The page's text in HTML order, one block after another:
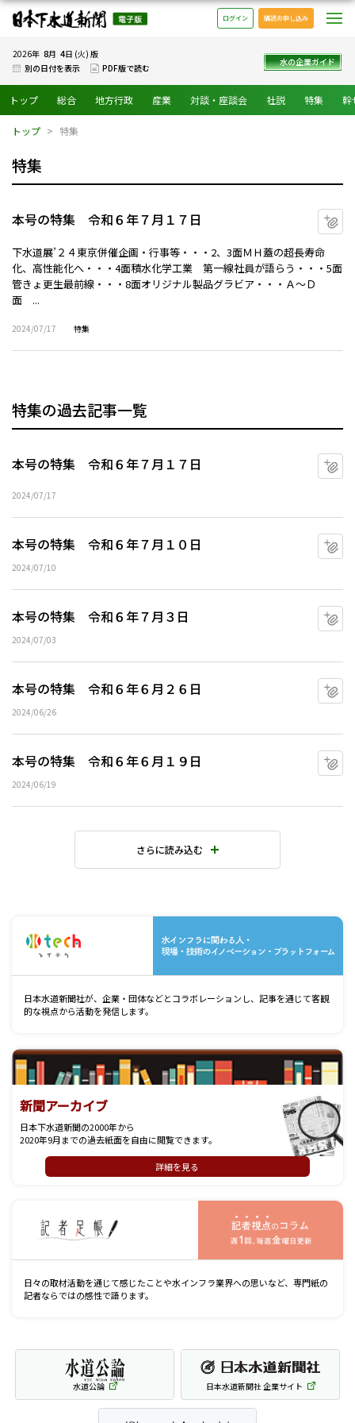
日本下水道新聞 電子版
ログイン 購読お申し込み
2026年 8月 4日 (火) 版
別の日付を表示
PDF版で読む
水の企業ガイド
トップ 総合 地方行政 産業 対談・座談会 社説 特集 幹
トップ 特集
特集
本号の特集 令和６年７月１７日
下水道展’２４東京併催企画・行事等・・・2、3面ＭＨ蓋の超長寿命
化、高性能化へ・・・4面積水化学工業 第一線社員が語らう・・・5面
管きょ更生最前線・・・8面オリジナル製品グラビア・・・Ａ～Ｄ
面 ...
2024/07/17 特集
特集の過去記事一覧
本号の特集 令和６年７月１７日
2024/07/17
本号の特集 令和６年７月１０日
2024/07/10
本号の特集 令和６年７月３日
2024/07/03
本号の特集 令和６年６月２６日
2024/06/26
本号の特集 令和６年６月１９日
2024/06/19
さらに読み込む
日本水道新聞社が、企業・団体などとコラボレーションし、記事を通じて客観
的な視点から活動を発信します。
新聞アーカイブ
日本下水道新聞の2000年から
2020年9月までの過去紙面を自由に閲覧できます。
詳細を見る
日々の取材活動を通じて感じたことや水インフラ業界への思いなど、専門紙の
記者ならではの感性で語ります。
水道公論 日本水道新聞社 企業サイト